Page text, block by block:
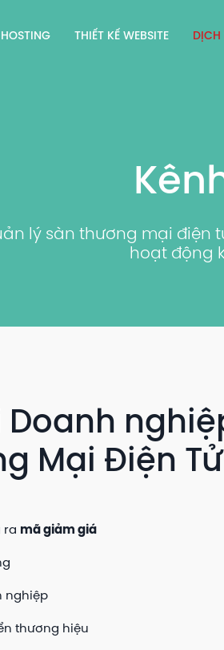
HOSTING THIẾT KẾ WEBSITE DỊCH
lý sàn thương mại
hoạt động
Doanh
Mại Điện Tử
ra mã giảm giá
nghiệp
thương hiệu